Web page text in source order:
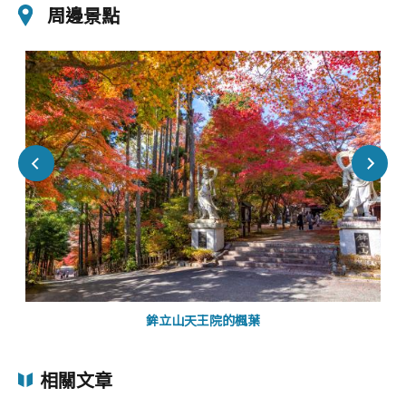
周邊景點
鉾立山天王院的楓葉
相關文章